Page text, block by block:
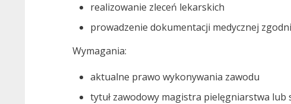
realizowanie zleceń lekarskich
prowadzenie dokumentacji medycznej
Wymagania:
aktualne prawo wykonywania zawodu
tytuł zawodowy magistra pielęgniarstwa